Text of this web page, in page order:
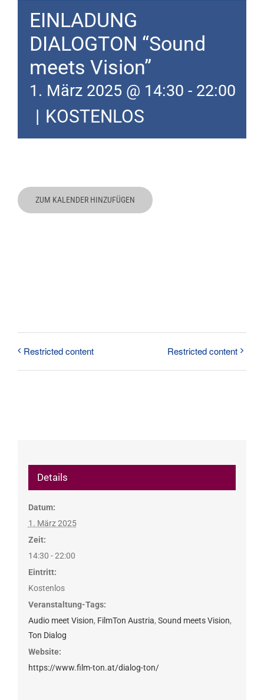
EINLADUNG
DIALOGTON “Sound
meets Vision”
1. März 2025 @ 14:30 - 22:00
| KOSTENLOS
ZUM KALENDER HINZUFÜGEN
Restricted content Restricted content
Details
Datum:
1. März 2025
Zeit:
14:30 - 22:00
Eintritt:
Kostenlos
Veranstaltung-Tags:
Audio meet Vision, FilmTon Austria, Sound meets Vision,
Ton Dialog
Website:
https://www.film-ton.at/dialog-ton/